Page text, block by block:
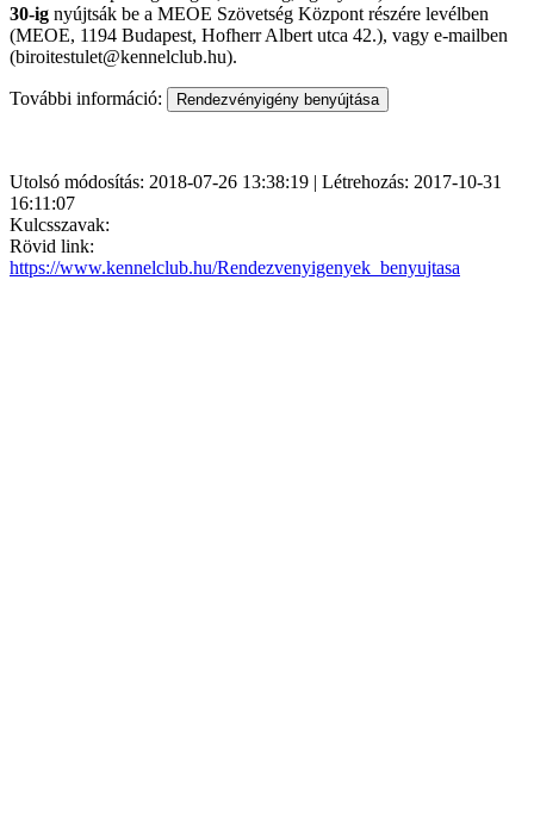
30-ig nyújtsák be a MEOE Szövetség Központ részére levélben
(MEOE, 1194 Budapest, Hofherr Albert utca 42.), vagy e-mailben
(biroitestulet@kennelclub.hu).
További információ:
Utolsó módosítás: 2018-07-26 13:38:19 | Létrehozás: 2017-10-31
16:11:07
Kulcsszavak:
Rövid link:
https://www.kennelclub.hu/Rendezvenyigenyek_benyujtasa